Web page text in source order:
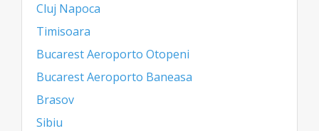
Cluj Napoca
Timisoara
Bucarest Aeroporto Otopeni
Bucarest Aeroporto Baneasa
Brasov
Sibiu